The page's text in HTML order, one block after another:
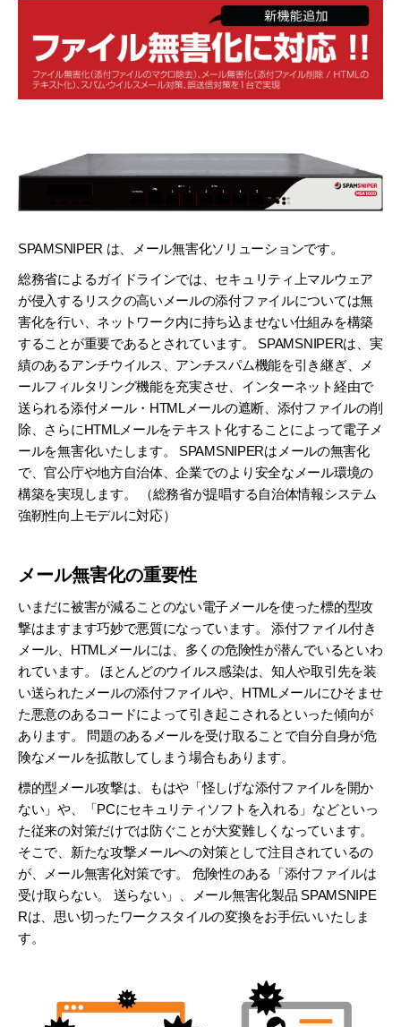
SPAMSNIPER は、メール無害化ソリューションです。
総務省によるガイドラインでは、セキュリティ上マルウェア
が侵入するリスクの高いメールの添付ファイルについては無
害化を行い、ネットワーク内に持ち込ませない仕組みを構築
することが重要であるとされています。 SPAMSNIPERは、実
績のあるアンチウイルス、アンチスパム機能を引き継ぎ、メ
ールフィルタリング機能を充実させ、インターネット経由で
送られる添付メール・HTMLメールの遮断、添付ファイルの削
除、さらにHTMLメールをテキスト化することによって電子メ
ールを無害化いたします。 SPAMSNIPERはメールの無害化
で、官公庁や地方自治体、企業でのより安全なメール環境の
構築を実現します。 （総務省が提唱する自治体情報システム
強靭性向上モデルに対応）
メール無害化の重要性
いまだに被害が減ることのない電子メールを使った標的型攻
撃はますます巧妙で悪質になっています。 添付ファイル付き
メール、HTMLメールには、多くの危険性が潜んでいるといわ
れています。 ほとんどのウイルス感染は、知人や取引先を装
い送られたメールの添付ファイルや、HTMLメールにひそませ
た悪意のあるコードによって引き起こされるといった傾向が
あります。 問題のあるメールを受け取ることで自分自身が危
険なメールを拡散してしまう場合もあります。
標的型メール攻撃は、もはや「怪しげな添付ファイルを開か
ない」や、「PCにセキュリティソフトを入れる」などといっ
た従来の対策だけでは防ぐことが大変難しくなっています。
そこで、新たな攻撃メールへの対策として注目されているの
が、メール無害化対策です。 危険性のある「添付ファイルは
受け取らない。 送らない」、メール無害化製品 SPAMSNIPE
Rは、思い切ったワークスタイルの変換をお手伝いいたしま
す。